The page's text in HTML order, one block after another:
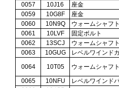
0057
10J16 座金
0059
10G8F 座金
0060
10N9Q ウォームシャフ
0061
10LVF 固定ボルト
0062
13SCJ ウォームシャフ
0063
10GUG レベルワインド
0064
10T05 ウォームシャフト
0065
10NFU レベルワインド